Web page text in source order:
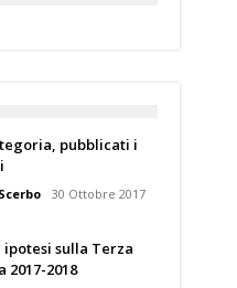
pubblicati i
30 Ottobre 2017
ipotesi sulla Terza
2017-2018